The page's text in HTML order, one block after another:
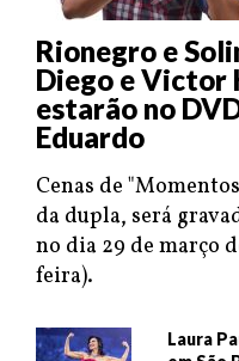
Rionegro e
Diego e Victor
estarão no
Eduardo
Cenas de
da dupla, será
no dia 29 de março
feira).
Laura